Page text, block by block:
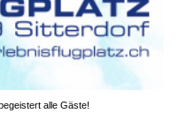
alle Gäste!